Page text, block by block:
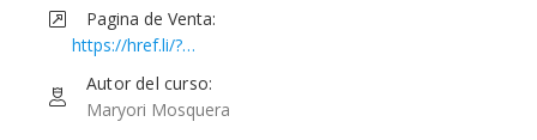
Pagina de Venta:
https://href.li/?
https://www.musihacks.com/offers/Xqvv5Thv/checkout
Autor del curso:
Maryori Mosquera